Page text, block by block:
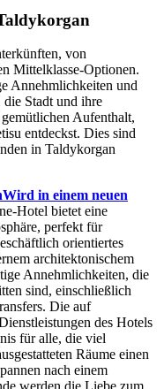
von
Mittelklasse-Optionen.
Annehmlichkeiten und
Stadt und ihre
Aufenthalt,
entdeckst. Dies sind
in Taldykorgan
Wird in einem neuen
Hotel bietet eine
perfekt für
orientiertes
architektonischem
Annehmlichkeiten, die
sind, einschließlich
Die auf
des Hotels
für alle, die viel
Räume einen
nach einem